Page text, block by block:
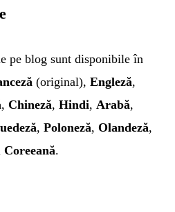
pe blog sunt disponibile în
(original), Engleză,
, Chineză, Hindi, Arabă,
, Poloneză, Olandeză,
Coreeană.